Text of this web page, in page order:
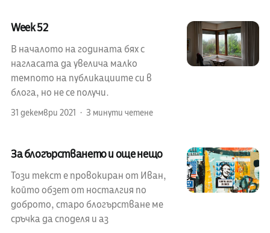
Week 52
В началото на годината бях с
нагласата да увелича малко
темпото на публикациите си в
блога, но не се получи.
31 декември 2021 3 минути четене
За блогърстването и още нещо
Този текст е провокиран от Иван,
който обзет от носталгия по
доброто, старо блогърстване ме
сръчка да споделя и аз